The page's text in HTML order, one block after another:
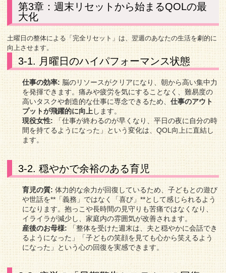
第3章：週末リセットから始まるQOLの最
大化
土曜日の整体による「完全リセット」は、翌週のあなたの生活を劇的に
向上させます。
3-1. 月曜日のハイパフォーマンス状態
仕事の効率: 脳のリソースがクリアになり、朝から高い集中力
を発揮できます。痛みや疲労を気にすることなく、難易度の
高いタスクや創造的な仕事に専念できるため、 仕事のアウト
プットが飛躍的に向上 します。
現役女性: 「仕事が終わるのが早くなり、平日の夜に自分の時
間を持てるようになった」という変化は、QOL向上に直結し
ます。
3-2. 穏やかで余裕のある育児
育児の質: 体力的な余力が回復しているため、子どもとの遊び
や世話を**「義務」ではなく「喜び」**として感じられるよう
になります。抱っこや長時間の見守りも苦痛ではなくなり、
イライラが減少し、家庭内の雰囲気が改善されます。
産後のお母様:「整体を受けた週末は、夫と穏やかに会話でき
るようになった」「子どもの笑顔を見ても心から笑えるよう
になった」という心の回復を実感できます。